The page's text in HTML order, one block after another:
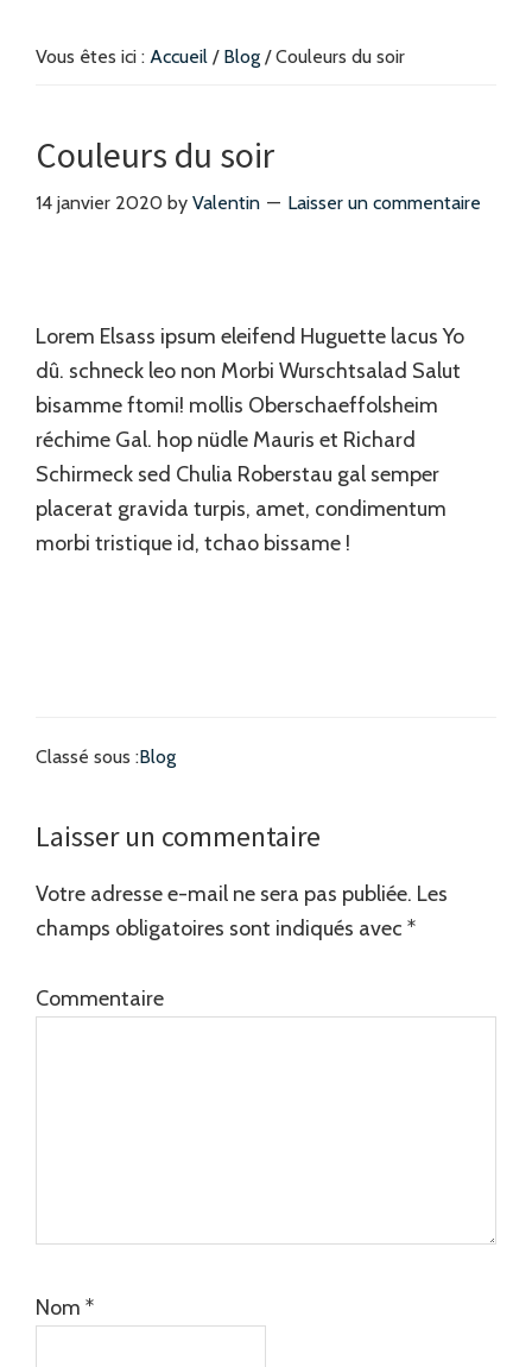
Vous êtes ici : Accueil / Blog /Couleurs du soir
Couleurs du soir
14 janvier 2020 by Valentin Laisser un commentaire
Lorem Elsass ipsum eleifend Huguette lacus Yo
dû. schneck leo non Morbi Wurschtsalad Salut
bisamme ftomi! mollis Oberschaeffolsheim
réchime Gal. hop nüdle Mauris et Richard
Schirmeck sed Chulia Roberstau gal semper
placerat gravida turpis, amet, condimentum
morbi tristique id, tchao bissame !
Classé sous :Blog
Interactions
du
lecteur
Laisser un commentaire
Votre adresse e-mail ne sera pas publiée. Les
champs obligatoires sont indiqués avec *
Commentaire
Nom *